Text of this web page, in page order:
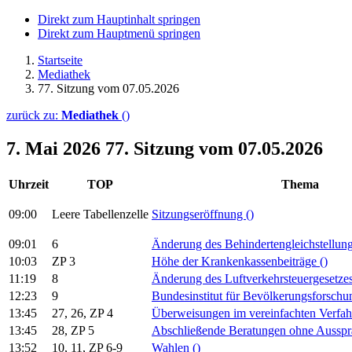
Direkt zum Hauptinhalt springen
Direkt zum Hauptmenü springen
Startseite
Mediathek
77. Sitzung vom 07.05.2026
zurück zu: Mediathek ()
7. Mai 2026 77. Sitzung vom 07.05.2026
Uhrzeit TOP Thema
09:00 Leere Tabellenzelle Sitzungseröffnung ()
09:01 6 Änderung des
10:03
ZP 3 Höhe der Krankenkassenbeiträge ()
11:19
8 Änderung des
12:23
9 Bundesinstitut für
13:45
27, 26, ZP 4 Überweisungen im vereinfachten
13:45
28, ZP 5 Abschließende Beratungen ohne
13:52
10, 11, ZP 6-9 Wahlen ()